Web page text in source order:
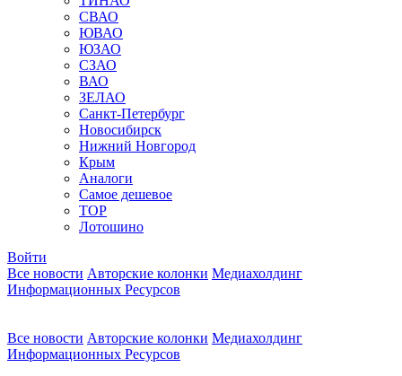
СВАО
ЮВАО
ЮЗАО
СЗАО
ВАО
ЗЕЛАО
Санкт-Петербург
Новосибирск
Нижний Новгород
Крым
Аналоги
Самое дешевое
TOP
Лотошино
Войти
Все новости Авторские колонки Медиахолдинг
Информационных Ресурсов
Все новости Авторские колонки Медиахолдинг
Информационных Ресурсов